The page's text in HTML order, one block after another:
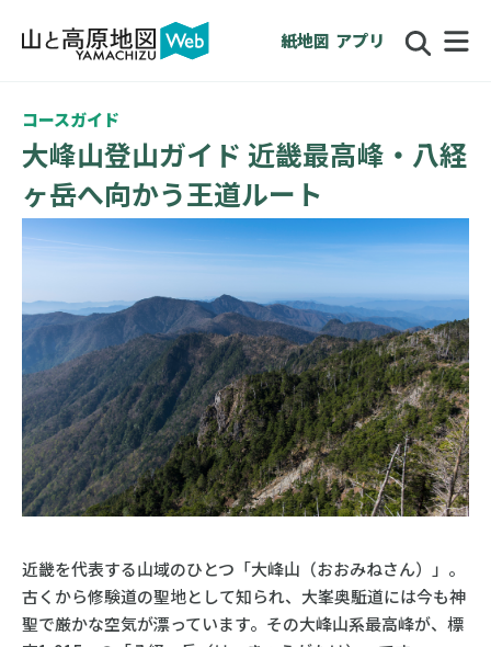
紙地図 アプリ
コースガイド
大峰山登山ガイド 近畿最高峰・八経
ヶ岳へ向かう王道ルート
近畿を代表する山域のひとつ「大峰山（おおみねさん）」。
古くから修験道の聖地として知られ、大峯奥駈道には今も神
聖で厳かな空気が漂っています。その大峰山系最高峰が、標